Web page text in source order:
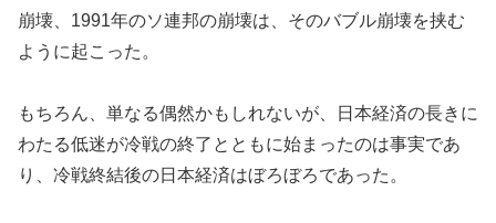
崩壊、1991年のソ連邦の崩壊は、そのバブル崩壊を挟む
ように起こった。
もちろん、単なる偶然かもしれないが、日本経済の長きに
わたる低迷が冷戦の終了とともに始まったのは事実であ
り、冷戦終結後の日本経済はぼろぼろであった。